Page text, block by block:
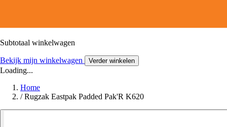
Subtotaal winkelwagen
Bekijk mijn winkelwagen Verder winkelen
Loading...
Home
/ Rugzak Eastpak Padded Pak'R K620